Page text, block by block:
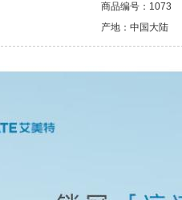
商品编号：1073
产地：中国大陆